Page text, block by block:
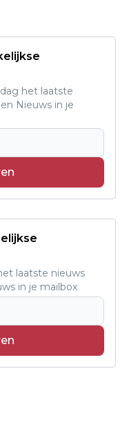
het laatste
Nieuws in je
laatste nieuws
in je mailbox